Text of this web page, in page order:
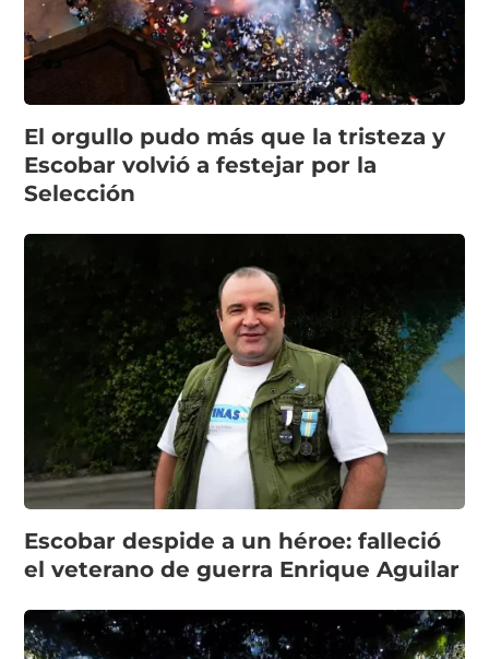
El orgullo pudo más que la tristeza y
Escobar volvió a festejar por la
Selección
Escobar despide a un héroe: falleció
el veterano de guerra Enrique Aguilar